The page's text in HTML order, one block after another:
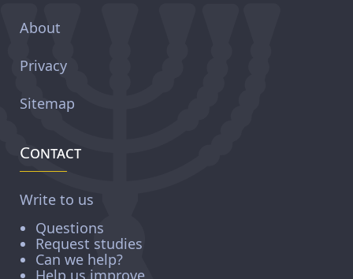
About
Privacy
Sitemap
Contact
Write to us
Questions
Request studies
Can we help?